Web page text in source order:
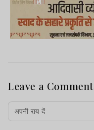
Leave a Comment